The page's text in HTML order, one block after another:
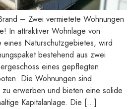
– Zwei vermietete Wohnungen
In attraktiver Wohnlage von
eines Naturschutzgebietes, wird
bestehend aus zwei
eines gepflegten
Die Wohnungen sind
zu erwerben und bieten eine solide
Kapitalanlage. Die […]